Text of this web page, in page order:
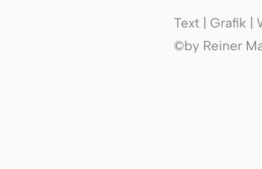
Text | Grafik |
©by Reiner